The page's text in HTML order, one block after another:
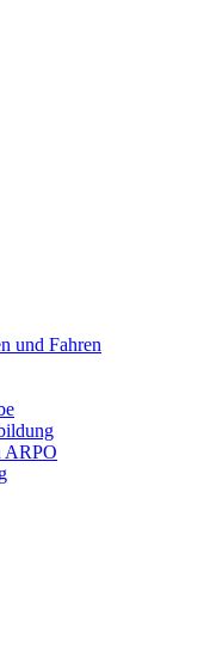
und Fahren
ARPO